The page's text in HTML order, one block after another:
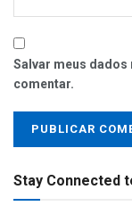
Salvar meus dados
comentar.
Stay Connected